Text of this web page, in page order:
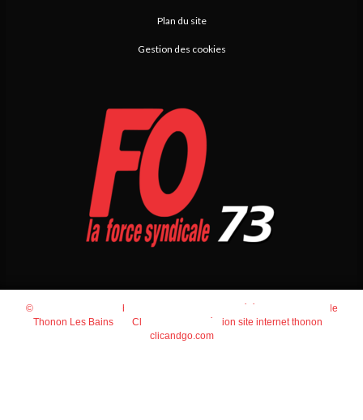
Plan du site
Gestion des cookies
© 2026 Agence Web Thonon Les Bains
Référencement Google
Thonon Les Bains
Clic And Go
création site internet thonon
clicandgo.com